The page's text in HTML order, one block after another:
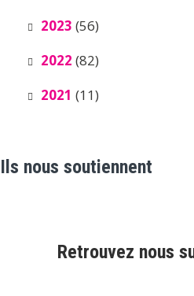
2023 (56)
2022 (82)
2021 (11)
Ils nous soutiennent
Retrouvez nous